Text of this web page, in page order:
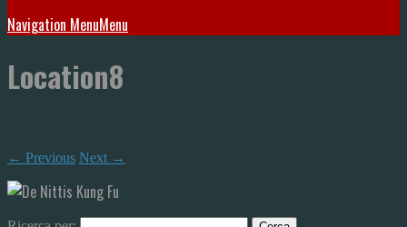
Navigation MenuMenu
Location8
← Previous Next →